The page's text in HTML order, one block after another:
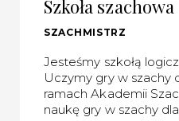
Szkoła szachowa
SZACHMISTRZ
Jesteśmy szkołą
Uczymy gry w szachy
ramach Akademii
naukę gry w szachy